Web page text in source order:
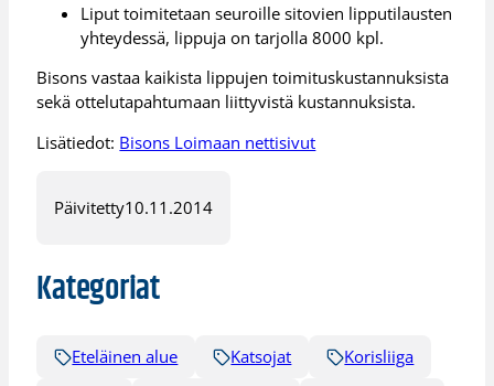
Liput toimitetaan seuroille sitovien lipputilausten
yhteydessä, lippuja on tarjolla 8000 kpl.
Bisons vastaa kaikista lippujen toimituskustannuksista
sekä ottelutapahtumaan liittyvistä kustannuksista.
Lisätiedot: Bisons Loimaan nettisivut
Päivitetty10.11.2014
Kategoriat
Eteläinen alue Katsojat
Korisliiga